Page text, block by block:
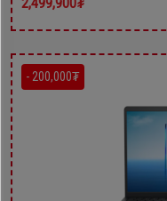
2,499,900₮
- 200,000₮